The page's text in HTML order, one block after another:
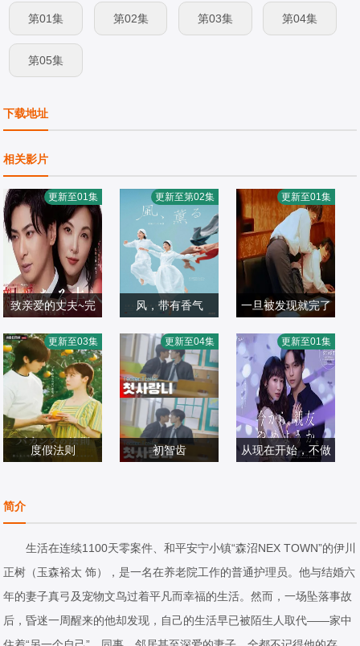
第01集 第02集 第03集 第04集
第05集
下载地址
相关影片
致亲爱的丈夫~完
大
日本剧
2026/日本
更新至01集
风，带有香气
水野美纪,早坂美
海,小林隆,小林虎
之介,津崎史郎,岩
瀬顕子,三浦贵大,
根岸季衣,大岛美
一辉,佐野晶哉,藤
原季节,林裕太,坂
东弥十郎,内田慈,
小倉史也,片冈鹤
太郎,松金米子,广
冈由里子,春海四
日本剧
2026/日本
更新至第02集
一旦被发现就完了
太郎
日本剧
2026/日本
更新至01集
度假法则
日本剧
2026/日本
更新至03集
初智齿
2026/日本
更新至04集
从现在开始，不做
2026/日本
更新至01集
简介
生活在连续1100天零案件、和平安宁小镇“森沼NEX TOWN”的伊川
正树（玉森裕太 饰），是一名在养老院工作的普通护理员。他与结婚六
年的妻子真弓及宠物文鸟过着平凡而幸福的生活。然而，一场坠落事故
后，昏迷一周醒来的他却发现，自己的生活早已被陌生人取代——家中